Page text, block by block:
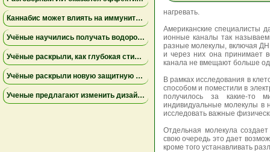
Каннабис может влиять на иммунитет сложнее, чем считалось ранее — новые данные исследований
Учёные научились получать водород из хлебных крошек — это может заменить ископаемое топливо
Учёные раскрыли, как глубокая стимуляция мозга влияет на болезнь Паркинсона
Учёные раскрыли новую защитную функцию дёсен: жёсткость тканей препятствует воспалению
Ученые предлагают изменить дизайн новых пищевых маркировок в США
нагревать.
Американские специалисты
ионные каналы так
разные молекулы, включая
и через них она принимает
канала не вмещают больше
В рамках исследования в
способом и поместили в
получилось за какие-то
индивидуальные молекулы в
исследовать важные
Отдельная молекула
свою очередь это дает
кроме того устанавливать